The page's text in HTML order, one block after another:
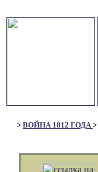
> ВОЙНА 1812 ГОДА>